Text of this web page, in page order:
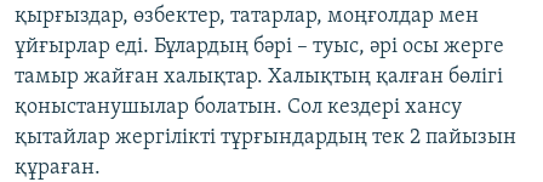
қырғыздар, өзбектер, татарлар, моңғолдар мен
ұйғырлар еді. Бұлардың бәрі – туыс, әрі осы жерге
тамыр жайған халықтар. Халықтың қалған бөлігі
қоныстанушылар болатын. Сол кездері хансу
қытайлар жергілікті тұрғындардың тек 2 пайызын
құраған.